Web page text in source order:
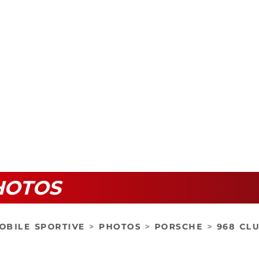
SPORTIVE > PHOTOS > PORSCHE > 968